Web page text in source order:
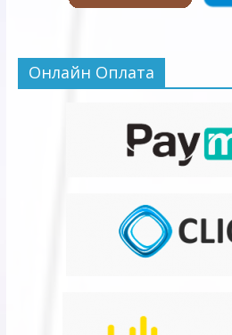
Онлайн Оплата